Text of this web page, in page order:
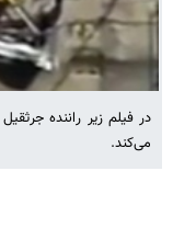
در فیلم زیر راننده
می‌کند.